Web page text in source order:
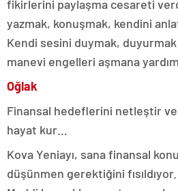
fikirlerini paylaşma cesareti
yazmak, konuşmak, kendini
Kendi sesini duymak,
manevi engelleri aşmana
Oğlak
Finansal hedeflerini netleştir
hayat kur…
Kova Yeniayı, sana finansal
düşünmen gerektiğini